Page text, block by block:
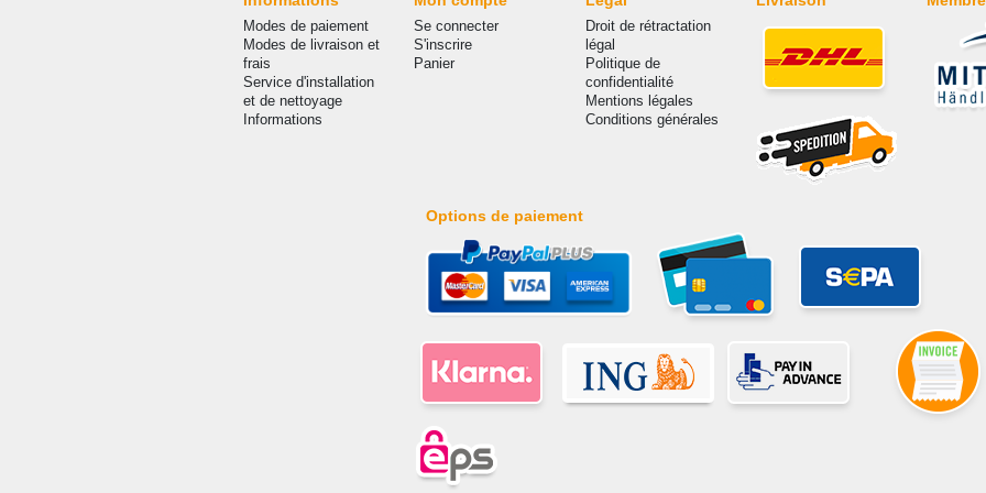
Modes de paiement
Modes de livraison et
frais
Service d'installation
et de nettoyage
Informations
Se connecter
S'inscrire
Panier
Droit de rétractation
légal
Politique de
confidentialité
Mentions légales
Conditions générales
Options de paiement